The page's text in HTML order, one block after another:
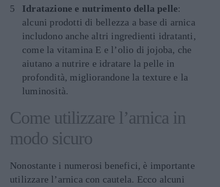
Idratazione e nutrimento della pelle:
alcuni prodotti di bellezza a base di arnica
includono anche altri ingredienti idratanti,
come la vitamina E e l’olio di jojoba, che
aiutano a nutrire e idratare la pelle in
profondità, migliorandone la texture e la
luminosità.
Come utilizzare l’arnica in
modo sicuro
Nonostante i numerosi benefici, è importante
utilizzare l’arnica con cautela. Ecco alcuni